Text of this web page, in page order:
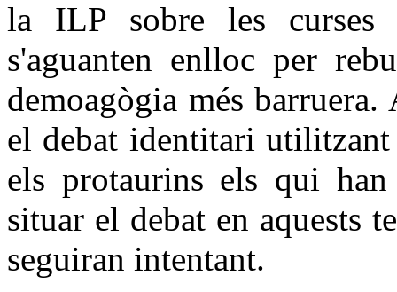
la ILP sobre les curses
s'aguanten enlloc per
demoagògia més
el debat identitari utilitzant
els protaurins els qui
situar el debat en aquests
seguiran intentant.